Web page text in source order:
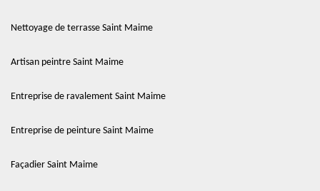
Nettoyage de terrasse Saint Maime
Artisan peintre Saint Maime
Entreprise de ravalement Saint Maime
Entreprise de peinture Saint Maime
Façadier Saint Maime